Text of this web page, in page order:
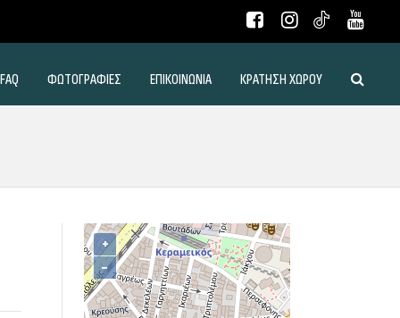
FAQ ΦΩΤΟΓΡΑΦΙΕΣ ΕΠΙΚΟΙΝΩΝΙΑ ΚΡΑΤΗΣΗ ΧΩΡΟΥ
+
−